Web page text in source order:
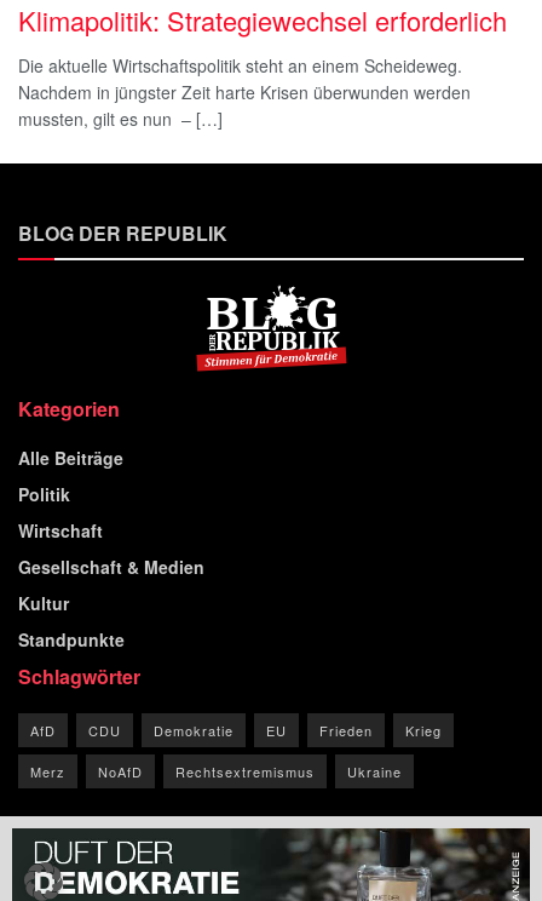
Klimapolitik: Strategiewechsel erforderlich
Die aktuelle Wirtschaftspolitik steht an einem Scheideweg.
Nachdem in jüngster Zeit harte Krisen überwunden werden
mussten, gilt es nun – […]
BLOG DER REPUBLIK
Kategorien
Alle Beiträge
Politik
Wirtschaft
Gesellschaft & Medien
Kultur
Standpunkte
Schlagwörter
AfD CDU Demokratie EU Frieden Krieg
Merz NoAfD Rechtsextremismus Ukraine
© 2026 Blog der Republik.